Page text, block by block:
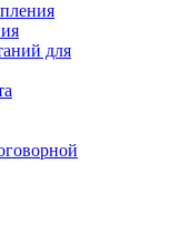
для